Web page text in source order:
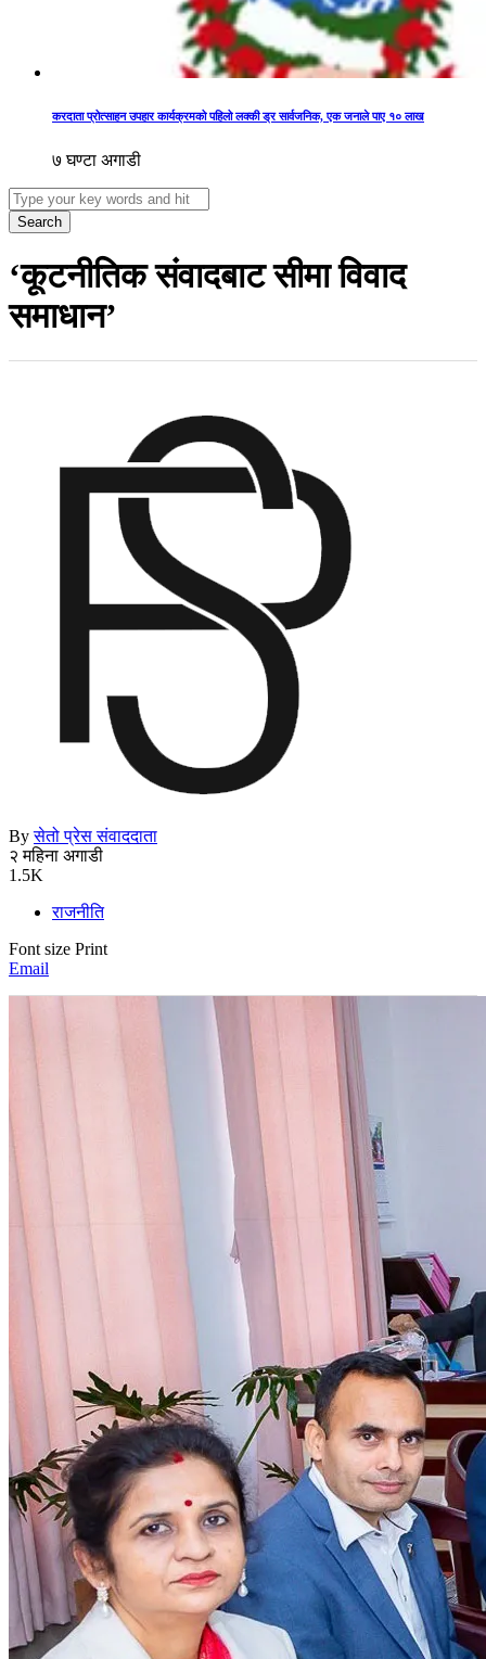
करदाता प्रोत्साहन उपहार कार्यक्रमको पहिलो लक्की ड्र सार्वजनिक, एक जनाले पाए १० लाख
७ घण्टा अगाडी
Search
‘कूटनीतिक संवादबाट सीमा विवाद
समाधान’
Byसेतो प्रेस संवाददाता
२ महिना अगाडी
1.5K
राजनीति
Font size Print
Email